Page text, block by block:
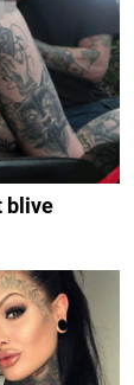
blive